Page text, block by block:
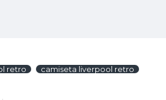
retro camiseta liverpool retro